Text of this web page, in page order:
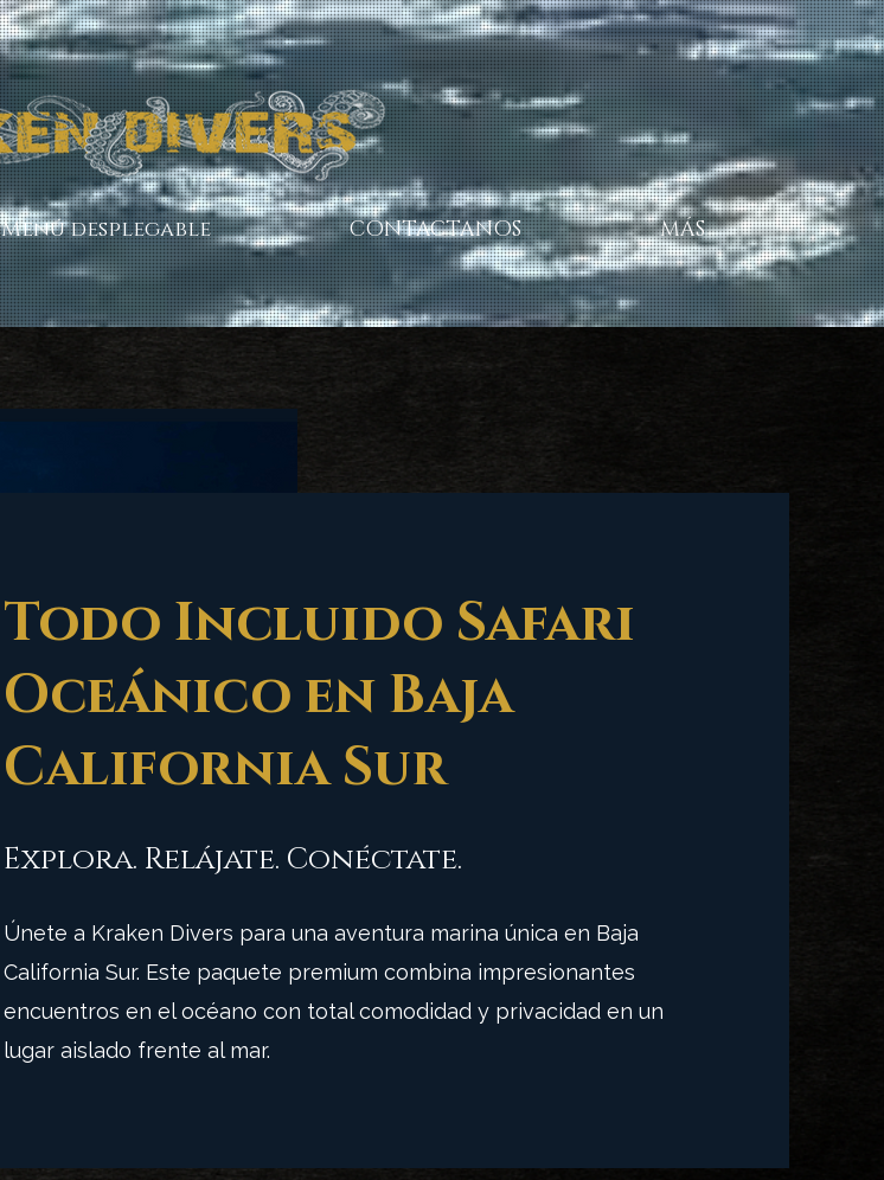
Menú desplegable CONTACTANOS MÁS
Todo Incluido Safari
Oceánico en Baja
California Sur
Explora. Relájate. Conéctate.
Únete a Kraken Divers para una aventura marina única en Baja
California Sur. Este paquete premium combina impresionantes
encuentros en el océano con total comodidad y privacidad en un
lugar aislado frente al mar.